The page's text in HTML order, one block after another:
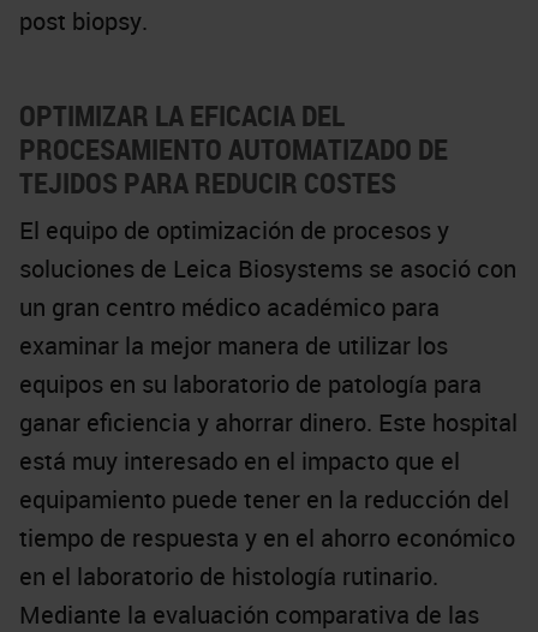
post biopsy.
OPTIMIZAR LA EFICACIA DEL
PROCESAMIENTO AUTOMATIZADO DE
TEJIDOS PARA REDUCIR COSTES
El equipo de optimización de procesos y
soluciones de Leica Biosystems se asoció con
un gran centro médico académico para
examinar la mejor manera de utilizar los
equipos en su laboratorio de patología para
ganar eficiencia y ahorrar dinero. Este hospital
está muy interesado en el impacto que el
equipamiento puede tener en la reducción del
tiempo de respuesta y en el ahorro económico
en el laboratorio de histología rutinario.
Mediante la evaluación comparativa de las